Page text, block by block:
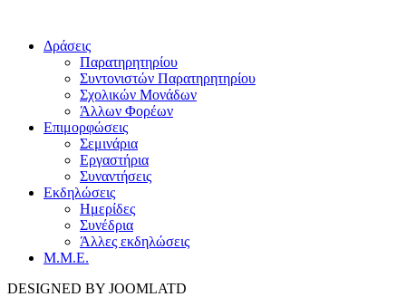
Δράσεις
Παρατηρητηρίου
Συντονιστών Παρατηρητηρίου
Σχολικών Μονάδων
Άλλων Φορέων
Επιμορφώσεις
Σεμινάρια
Εργαστήρια
Συναντήσεις
Εκδηλώσεις
Ημερίδες
Συνέδρια
Άλλες εκδηλώσεις
Μ.Μ.Ε.
DESIGNED BY JOOMLATD